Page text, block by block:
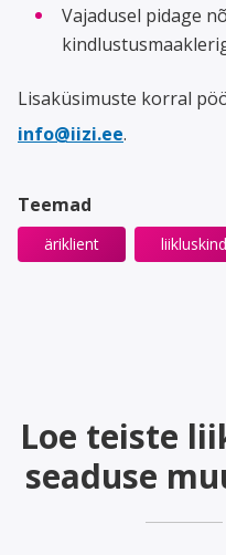
Vajadusel pidage
Lisaküsimuste korral
info@iizi.ee.
Teemad
äriklient
Loe teiste
seaduse